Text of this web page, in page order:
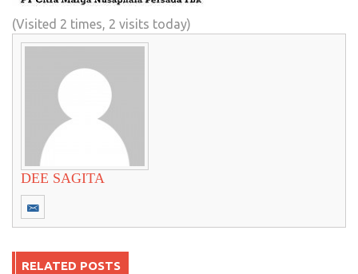
(Visited 2 times, 2 visits today)
DEE SAGITA
RELATED POSTS